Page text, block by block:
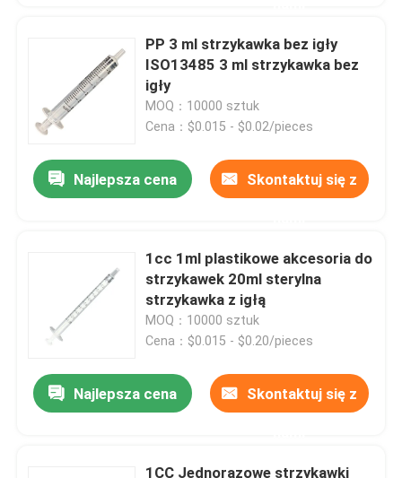
Wycieczka po fabryce
Kontrola jakości
Poprosić o wycenę
Gumowy korek medyczny
Gumowy tłok strzykawki
PP 3 ml strzykawka bez igły
ISO13485 3 ml strzykawka bez
igły
MOQ：10000 sztuk
Cena：$0.015 - $0.02/pieces
Najlepsza cena Skontaktuj się z
1cc 1ml plastikowe akcesoria do
strzykawek 20ml sterylna
strzykawka z igłą
MOQ：10000 sztuk
Cena：$0.015 - $0.20/pieces
Najlepsza cena Skontaktuj się z
1CC Jednorazowe strzykawki